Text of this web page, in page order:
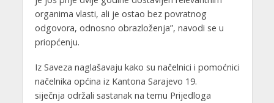
organima vlasti, ali je ostao bez povratnog
odgovora, odnosno obrazloženja”, navodi se u
priopćenju.
Iz Saveza naglašavaju kako su načelnici i pomoćnici
načelnika općina iz Kantona Sarajevo 19.
siječnja održali sastanak na temu Prijedloga